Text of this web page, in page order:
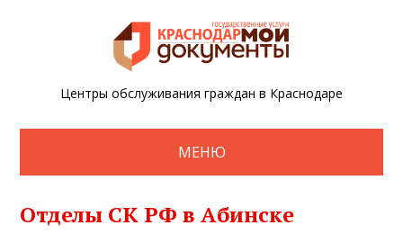
Центры обслуживания граждан в Краснодаре
МЕНЮ
Отделы СК РФ в Абинске